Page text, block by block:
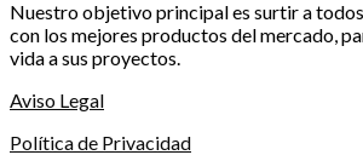
Nuestro objetivo principal es surtir a
con los mejores productos del mercado,
vida a sus proyectos.
Aviso Legal
Política de Privacidad